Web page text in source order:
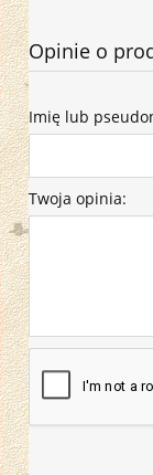
Opinie o
Imię lub
Twoja opinia: